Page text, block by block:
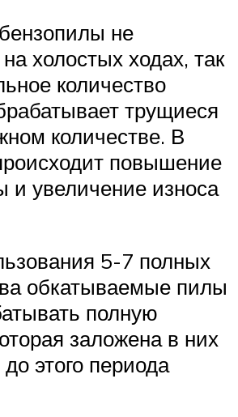
не
холостых ходах, так
количество
трущиеся
количестве. В
повышение
и увеличение износа
5-7 полных
обкатываемые пилы
полную
заложена в них
этого периода